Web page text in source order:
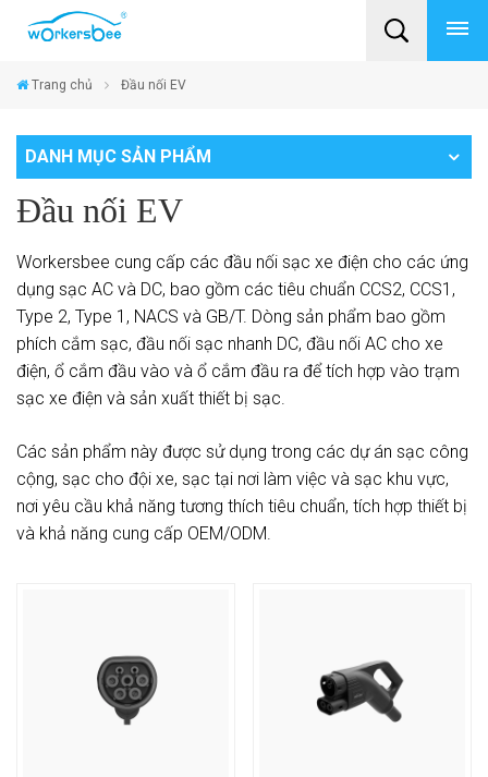
Trang chủ Đầu nối EV
DANH MỤC SẢN PHẨM
Đầu nối EV
Workersbee cung cấp các đầu nối sạc xe điện cho các ứng
dụng sạc AC và DC, bao gồm các tiêu chuẩn CCS2, CCS1,
Type 2, Type 1, NACS và GB/T. Dòng sản phẩm bao gồm
phích cắm sạc, đầu nối sạc nhanh DC, đầu nối AC cho xe
điện, ổ cắm đầu vào và ổ cắm đầu ra để tích hợp vào trạm
sạc xe điện và sản xuất thiết bị sạc.
Các sản phẩm này được sử dụng trong các dự án sạc công
cộng, sạc cho đội xe, sạc tại nơi làm việc và sạc khu vực,
nơi yêu cầu khả năng tương thích tiêu chuẩn, tích hợp thiết bị
và khả năng cung cấp OEM/ODM.